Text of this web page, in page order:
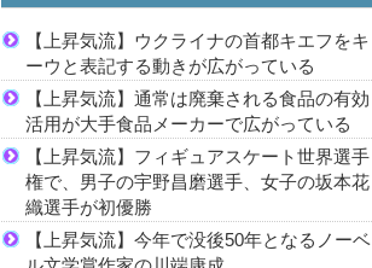
【上昇気流】ウクライナの首都キエフをキ
ーウと表記する動きが広がっている
【上昇気流】通常は廃棄される食品の有効
活用が大手食品メーカーで広がっている
【上昇気流】フィギュアスケート世界選手
権で、男子の宇野昌磨選手、女子の坂本花
織選手が初優勝
【上昇気流】今年で没後50年となるノーベ